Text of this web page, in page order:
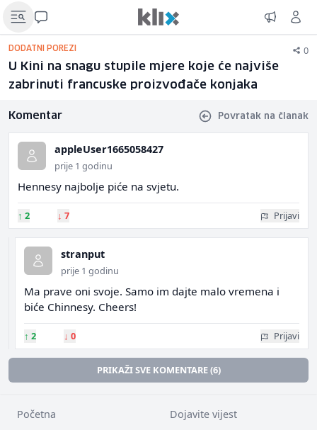
DODATNI POREZI 0
U Kini na snagu stupile mjere koje će najviše
zabrinuti francuske proizvođače konjaka
Komentar Povratak na članak
appleUser1665058427
prije 1 godinu
Hennesy najbolje piće na svjetu.
↑ 2 ↓ 7 Prijavi
stranput
prije 1 godinu
Ma prave oni svoje. Samo im dajte malo vremena i
biće Chinnesy. Cheers!
↑ 2 ↓ 0 Prijavi
PRIKAŽI SVE KOMENTARE (6)
Početna Dojavite vijest